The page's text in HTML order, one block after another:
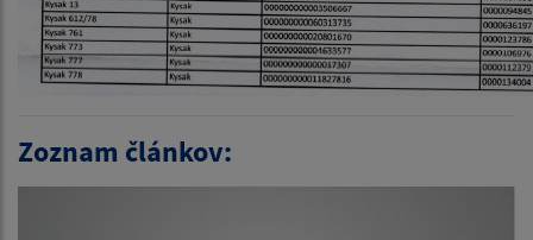
Zoznam článkov: